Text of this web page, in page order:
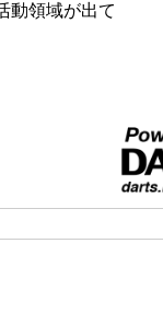
動領域が出て